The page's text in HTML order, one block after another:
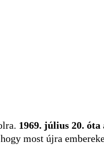
1969. július 20.
most újra